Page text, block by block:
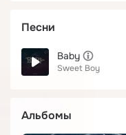
Песни
Baby
Sweet Boy
Альбомы